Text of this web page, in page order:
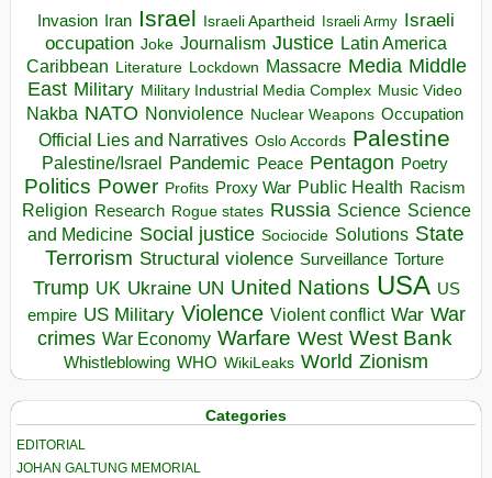
Invasion Iran Israel Israeli Apartheid Israeli Army Israeli
occupation Joke Journalism Justice Latin America
Caribbean
Literature Lockdown Massacre Media Middle
East Military Military Industrial Media Complex Music Video
Nakba NATO Nonviolence Nuclear Weapons Occupation
Official Lies and Narratives Oslo Accords Palestine
Palestine/Israel Pandemic Peace Pentagon Poetry
Politics Power Profits Proxy War Public Health Racism
Religion Research Rogue states Russia Science Science
and Medicine Social justice Sociocide Solutions State
Terrorism Structural violence Surveillance Torture
Trump UK Ukraine UN United Nations USA US
empire US Military Violence Violent conflict War War
crimes War Economy Warfare West West Bank
Whistleblowing WHO WikiLeaks World Zionism
Categories
EDITORIAL
JOHAN GALTUNG MEMORIAL